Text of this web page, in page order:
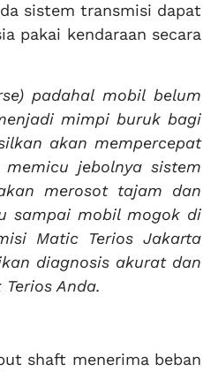
sistem transmisi dapat
pakai kendaraan secara
padahal mobil belum
mimpi buruk bagi
akan mempercepat
jebolnya sistem
merosot tajam dan
sampai mobil mogok di
Matic Terios Jakarta
diagnosis akurat dan
Anda.
shaft menerima beban